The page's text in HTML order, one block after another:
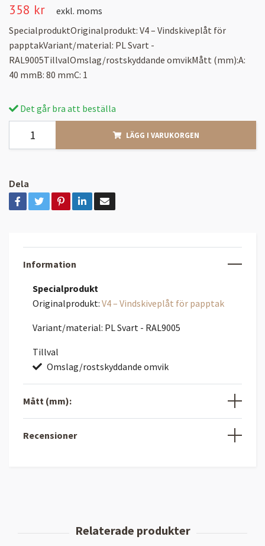
358 kr
exkl. moms
SpecialproduktOriginalprodukt: V4 – Vindskiveplåt för
papptakVariant/material: PL Svart -
RAL9005TillvalOmslag/rostskyddande omvikMått (mm):A:
40 mmB: 80 mmC: 1
Det går bra att beställa
LÄGG I VARUKORGEN
Dela
Information
Specialprodukt
Originalprodukt: V4 – Vindskiveplåt för papptak
Variant/material: PL Svart - RAL9005
Tillval
Omslag/rostskyddande omvik
Mått (mm):
Recensioner